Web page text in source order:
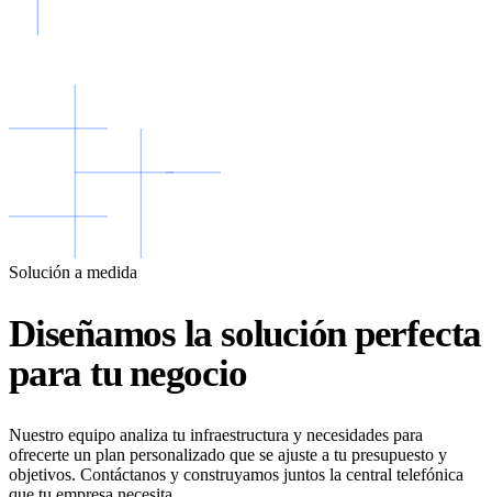
Solución a medida
Diseñamos la solución perfecta
para tu negocio
Nuestro equipo analiza tu infraestructura y necesidades para
ofrecerte un plan personalizado que se ajuste a tu presupuesto y
objetivos. Contáctanos y construyamos juntos la central telefónica